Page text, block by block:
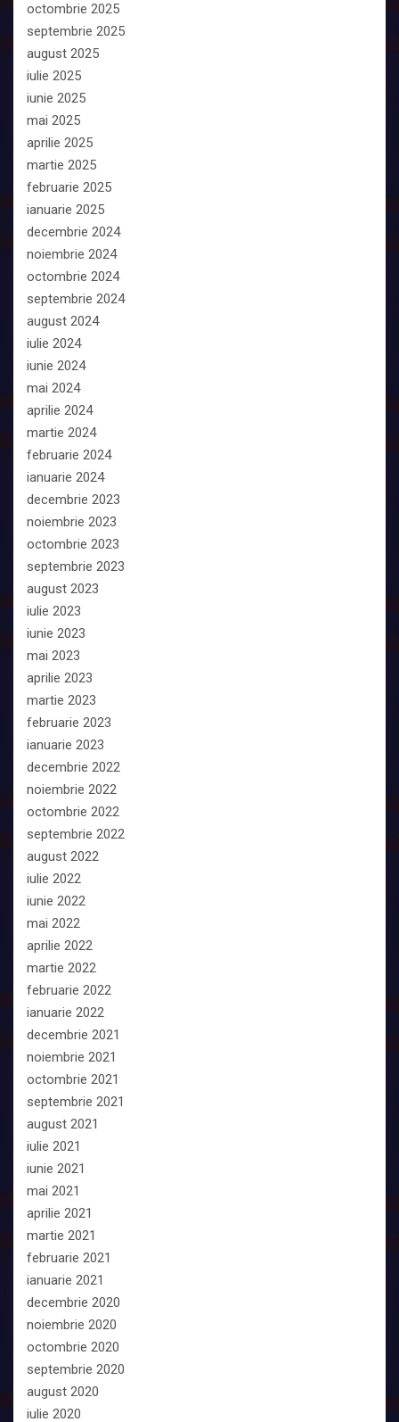
octombrie 2025
septembrie 2025
august 2025
iulie 2025
iunie 2025
mai 2025
aprilie 2025
martie 2025
februarie 2025
ianuarie 2025
decembrie 2024
noiembrie 2024
octombrie 2024
septembrie 2024
august 2024
iulie 2024
iunie 2024
mai 2024
aprilie 2024
martie 2024
februarie 2024
ianuarie 2024
decembrie 2023
noiembrie 2023
octombrie 2023
septembrie 2023
august 2023
iulie 2023
iunie 2023
mai 2023
aprilie 2023
martie 2023
februarie 2023
ianuarie 2023
decembrie 2022
noiembrie 2022
octombrie 2022
septembrie 2022
august 2022
iulie 2022
iunie 2022
mai 2022
aprilie 2022
martie 2022
februarie 2022
ianuarie 2022
decembrie 2021
noiembrie 2021
octombrie 2021
septembrie 2021
august 2021
iulie 2021
iunie 2021
mai 2021
aprilie 2021
martie 2021
februarie 2021
ianuarie 2021
decembrie 2020
noiembrie 2020
octombrie 2020
septembrie 2020
august 2020
iulie 2020